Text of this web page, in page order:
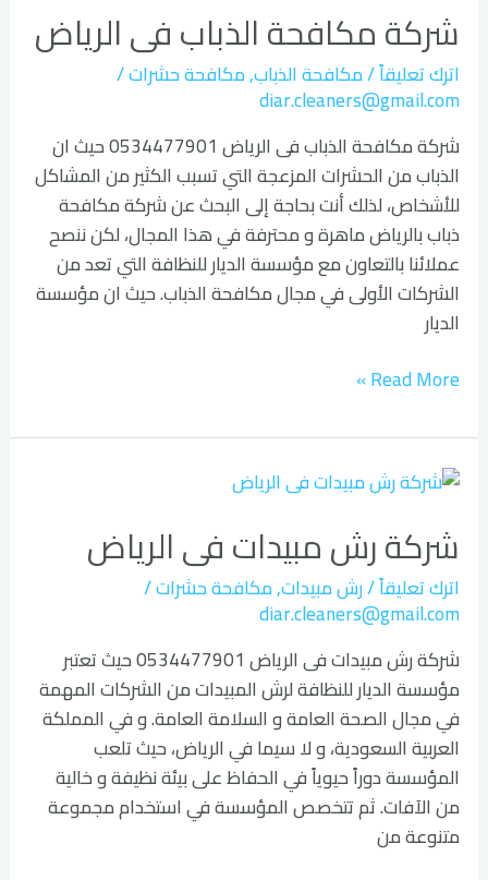
شركة مكافحة الذباب فى الرياض
اترك تعليقاً/مكافحة الذباب,مكافحة حشرات/
diar.cleaners@gmail.com
شركة مكافحة الذباب فى الرياض 0534477901 حيث ان
الذباب من الحشرات المزعجة التي تسبب الكثير من المشاكل
للأشخاص، لذلك أنت بحاجة إلى البحث عن شركة مكافحة
ذباب بالرياض ماهرة و محترفة في هذا المجال، لكن ننصح
عملائنا بالتعاون مع مؤسسة الديار للنظافة التي تعد من
الشركات الأولى في مجال مكافحة الذباب. حيث ان مؤسسة
الديار
الذباب
فى
الرياض
Read More »
شركة رش مبيدات فى الرياض
اترك تعليقاً/رش مبيدات,مكافحة حشرات/
diar.cleaners@gmail.com
شركة رش مبيدات فى الرياض 0534477901 حيث تعتبر
مؤسسة الديار للنظافة لرش المبيدات من الشركات المهمة
في مجال الصحة العامة و السلامة العامة. و في المملكة
العربية السعودية، و لا سيما في الرياض، حيث تلعب
المؤسسة دوراً حيوياً في الحفاظ على بيئة نظيفة و خالية
من الآفات. ثم تتخصص المؤسسة في استخدام مجموعة
متنوعة من
شركة
مبيدات
فى
الرياض